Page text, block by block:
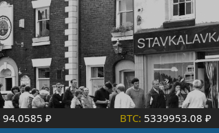
94.0585 ₽ BTC: 5339953.08 ₽